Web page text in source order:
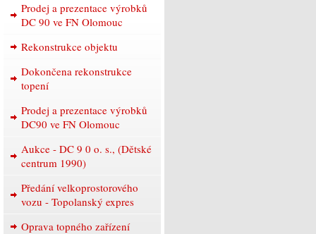
Prodej a prezentace výrobků
DC 90 ve FN Olomouc
Rekonstrukce objektu
Dokončena rekonstrukce
topení
Prodej a prezentace výrobků
DC90 ve FN Olomouc
Aukce - DC 9 0 o. s., (Dětské
centrum 1990)
Předání velkoprostorového
vozu - Topolanský expres
Oprava topného zařízení